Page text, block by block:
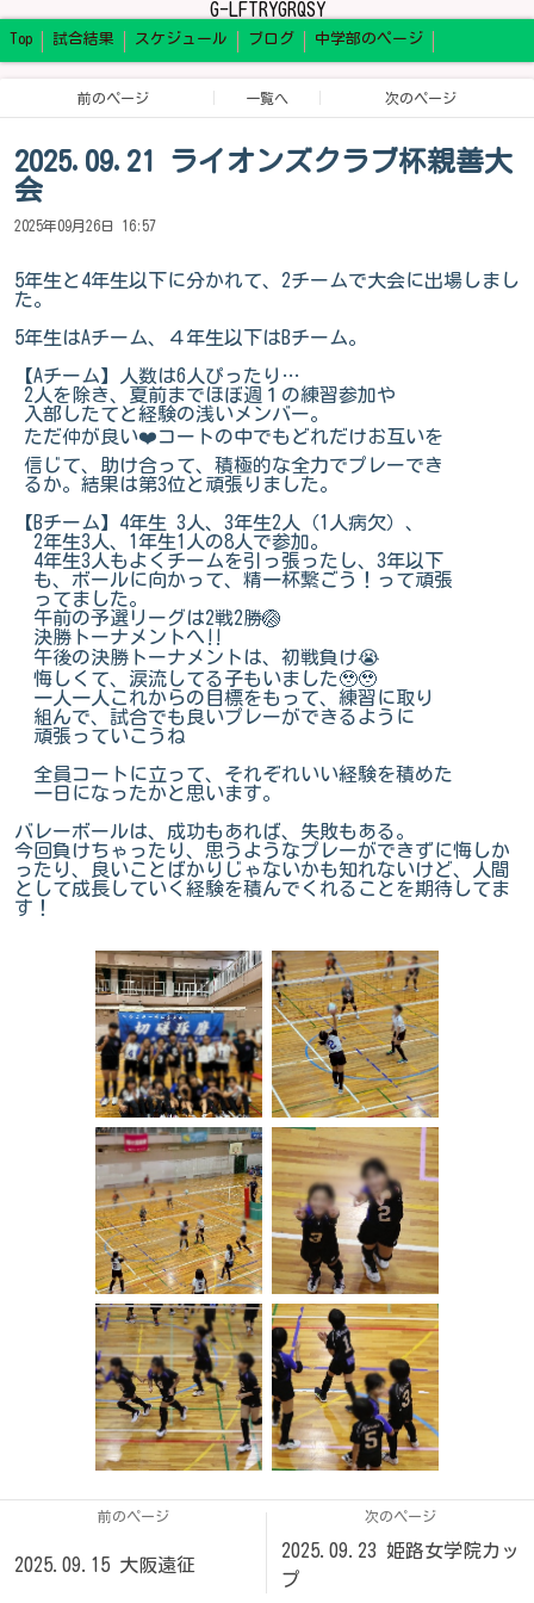
G-LFTRYGRQSY
Top 試合結果 スケジュール ブログ 中学部のページ
前のページ 一覧へ 次のページ
2025.09.21 ライオンズクラブ杯親善大
会
2025年09月26日 16:57
5年生と4年生以下に分かれて、2チームで大会に出場しまし
た。
5年生はAチーム、４年生以下はBチーム。
【Aチーム】人数は6人ぴったり…
2人を除き、夏前までほぼ週１の練習参加や
入部したてと経験の浅いメンバー。
ただ仲が良い❤️コートの中でもどれだけお互いを
信じて、助け合って、積極的な全力でプレーでき
るか。結果は第3位と頑張りました。
【Bチーム】4年生 3人、3年生2人（1人病欠）、
2年生3人、1年生1人の8人で参加。
4年生3人もよくチームを引っ張ったし、3年以下
も、ボールに向かって、精一杯繋ごう！って頑張
ってました。
午前の予選リーグは2戦2勝🏐
決勝トーナメントへ‼️
午後の決勝トーナメントは、初戦負け😭
悔しくて、涙流してる子もいました🥹🥹
一人一人これからの目標をもって、練習に取り
組んで、試合でも良いプレーができるように
頑張っていこうね
全員コートに立って、それぞれいい経験を積めた
一日になったかと思います。
バレーボールは、成功もあれば、失敗もある。
今回負けちゃったり、思うようなプレーができずに悔しか
ったり、良いことばかりじゃないかも知れないけど、人間
として成長していく経験を積んでくれることを期待してま
す！
前のページ
2025.09.15 大阪遠征
次のページ
2025.09.23 姫路女学院カッ
プ